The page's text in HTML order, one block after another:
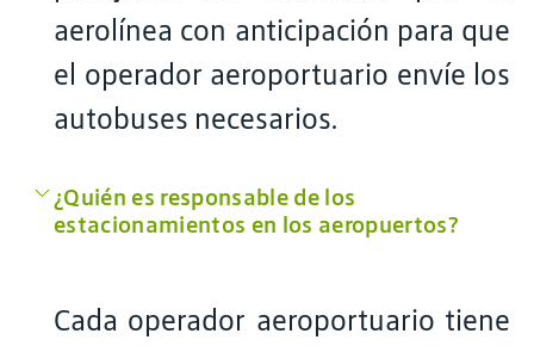
aerolínea con anticipación para que
el operador aeroportuario envíe los
autobuses necesarios.
¿Quién es responsable de los
estacionamientos en los aeropuertos?
Cada operador aeroportuario tiene